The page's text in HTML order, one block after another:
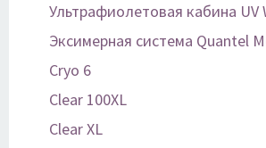
Ультрафиолетовая кабина UV
Эксимерная система Quantel
Cryo 6
Clear 100XL
Clear XL